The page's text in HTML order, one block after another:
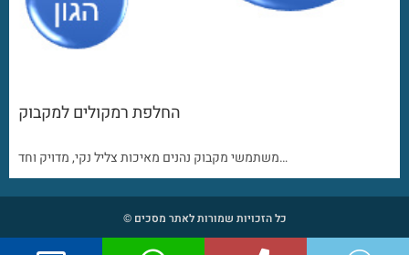
החלפת רמקולים למקבוק
משתמשי מקבוק נהנים מאיכות צליל נקי, מדויק וחד…
כל הזכויות שמורות לאתר מסכים ©